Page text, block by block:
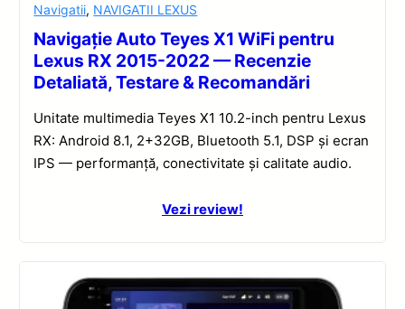
Navigatii, NAVIGATII LEXUS
Navigație Auto Teyes X1 WiFi pentru
Lexus RX 2015-2022 — Recenzie
Detaliată, Testare & Recomandări
Unitate multimedia Teyes X1 10.2-inch pentru Lexus
RX: Android 8.1, 2+32GB, Bluetooth 5.1, DSP și ecran
IPS — performanță, conectivitate și calitate audio.
Vezi review!